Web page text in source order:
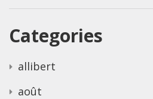
Categories
allibert
août